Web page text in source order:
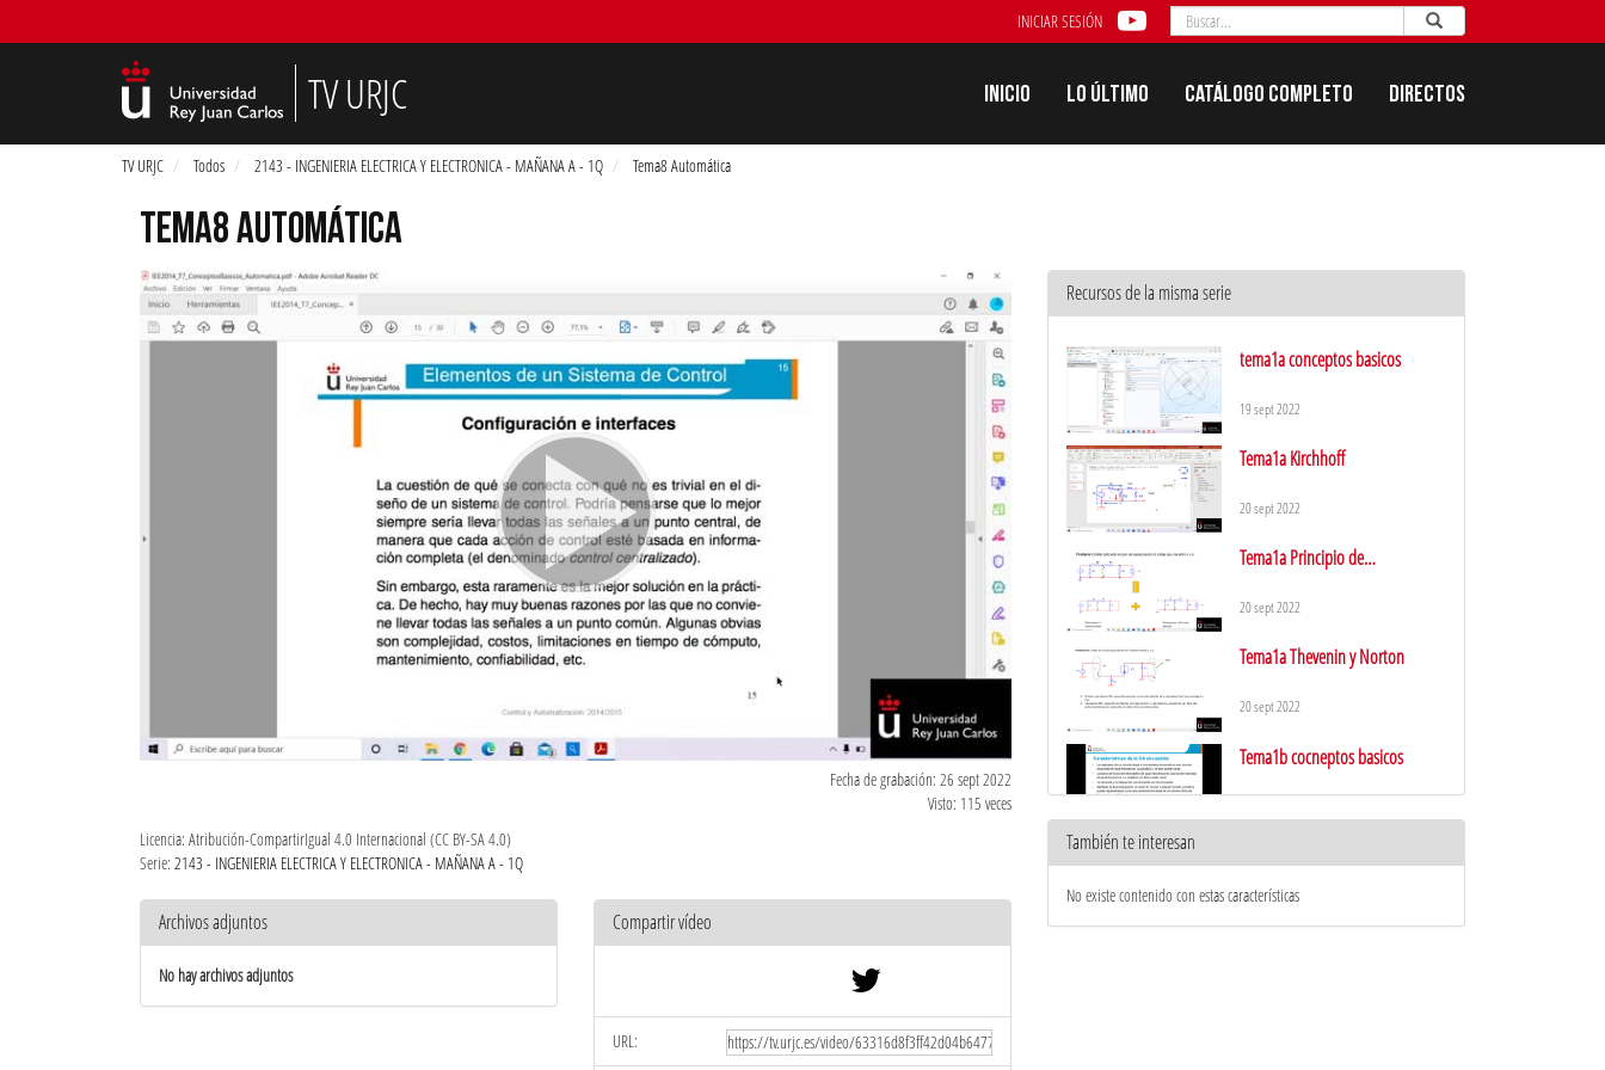
INICIAR SESIÓN Buscar
Enviar
Buscar
TV URJC Inicio Lo último Catálogo completo Directos
TV URJC Todos 2143 - INGENIERIA ELECTRICA Y ELECTRONICA - MAÑANA A - 1Q Tema8 Automática
TEMA8 AUTOMÁTICA
Fecha de grabación: 26 sept 2022
Visto: 115 veces
Licencia: Atribución-CompartirIgual 4.0 Internacional (CC BY-SA 4.0)
Serie: 2143 - INGENIERIA ELECTRICA Y ELECTRONICA - MAÑANA A - 1Q
Archivos adjuntos
No hay archivos adjuntos
Compartir vídeo
URL:
Recursos de la misma serie
tema1a conceptos basicos
19 sept 2022
Tema1a Kirchhoff
20 sept 2022
Tema1a Principio de
20 sept 2022
Tema1a Thevenin y Norton
20 sept 2022
Tema1b cocneptos basicos
20 sept 2022
También te interesan
No existe contenido con estas características